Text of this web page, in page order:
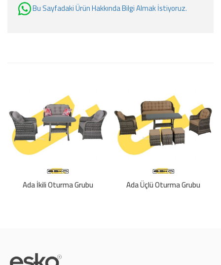
Bu Sayfadaki Ürün Hakkında Bilgi Almak İstiyoruz.
Ada İkili Oturma Grubu Ada Üçlü Oturma Grubu